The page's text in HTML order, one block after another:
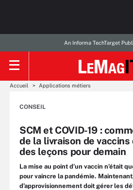
An Informa TechTarget
Accueil Applications métiers
CONSEIL
SCM et COVID-19 :
de la livraison de
des leçons pour demain
La mise au point d’un vaccin n’était
pour vaincre la pandémie.
d’approvisionnement doit gérer les